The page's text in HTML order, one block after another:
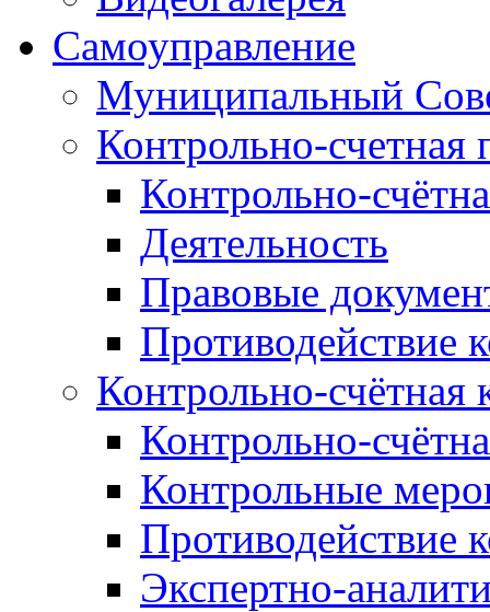
Самоуправление
Муниципальный
Контрольно-счетная
Контрольно-
Деятельность
Правовые
Противодействие
Контрольно-счётная
Контрольно-
Контрольные
Противодействие
Экспертно-